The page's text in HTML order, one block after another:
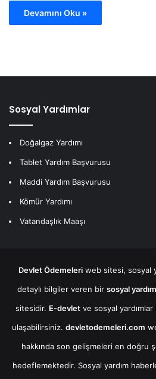
Devamını Oku »
Sosyal Yardımlar
Doğalgaz Yardımı
Tablet Yardım Başvurusu
Maddi Yardım Başvurusu
Kömür Yardımı
Vatandaşlık Maaşı
Devlet Ödemeleriweb sitesi, sosyal
detaylı bilgiler veren bir sosyal
sitesidir. E-devlet ve sosyal yardımlar
ulaşabilirsiniz. devletodemeleri.com
hakkında son gelişmeleri en doğru
hedeflemektedir. Sosyal yardım